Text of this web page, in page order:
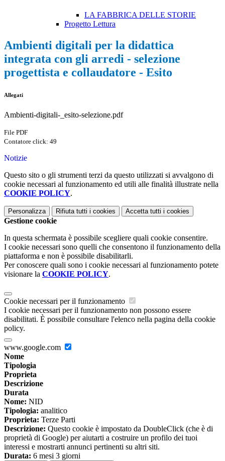
LA FABBRICA DELLE STORIE
Progetto Lettura
Ambienti digitali per la didattica
integrata con gli arredi - selezione
progettista e collaudatore - Esito
Allegati
Ambienti-digitali-_esito-selezione.pdf
File PDF
Contatore click: 49
Notizie
Questo sito o gli strumenti terzi da questo utilizzati si avvalgono di
cookie necessari al funzionamento ed utili alle finalità illustrate nella
COOKIE POLICY.
Personalizza Rifiuta tutti i cookies Accetta tutti i cookies
Gestione cookie
In questa schermata è possibile scegliere quali cookie consentire.
I cookie necessari sono quelli che consentono il funzionamento della
piattaforma e non è possibile disabilitarli.
Per conoscere quali sono i cookie necessari al funzionamento potete
visionare la COOKIE POLICY.
Cookie necessari per il funzionamento
I cookie necessari per il funzionamento non possono essere
disabilitati. È possibile consultare l'elenco nella pagina della cookie
policy.
www.google.com
Nome
Tipologia
Proprieta
Descrizione
Durata
Nome: NID
Tipologia: analitico
Proprieta: Terze Parti
Descrizione: Questo cookie è impostato da DoubleClick (che è di
proprietà di Google) per aiutarti a costruire un profilo dei tuoi
interessi e mostrarti annunci pertinenti su altri siti.
Durata: 6 mesi 3 giorni